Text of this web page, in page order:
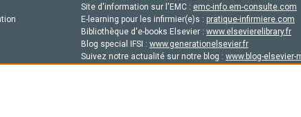
Site d'information sur l'EMC : emc-info.em-consulte.com
E-learning pour les infirmier(e)s : pratique-infirmiere.com
Bibliothèque d'e-books Elsevier : www.elsevierelibrary.fr
Blog special IFSI : www.generationelsevier.fr
Suivez notre actualité sur notre blog : www.blog-elsevier-